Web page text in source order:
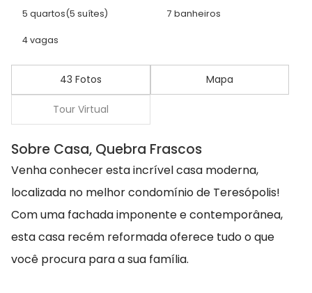
5 quartos(5 suítes) 7 banheiros
4 vagas
43 Fotos Mapa
Tour Virtual
Sobre Casa, Quebra Frascos
Venha conhecer esta incrível casa moderna,
localizada no melhor condomínio de Teresópolis!
Com uma fachada imponente e contemporânea,
esta casa recém reformada oferece tudo o que
você procura para a sua família.